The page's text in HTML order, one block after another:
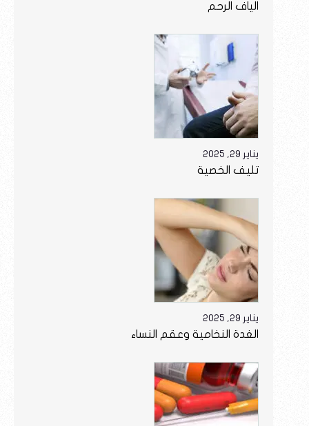
الياف الرحم
تليف الخصية
يناير 29, 2025
الغدة النخامية وعقم النساء
يناير 29, 2025